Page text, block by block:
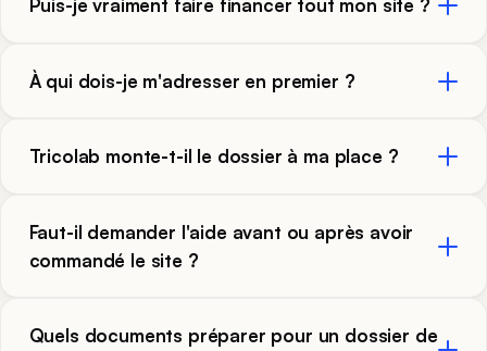
Puis-je vraiment faire financer tout mon site ?
À qui dois-je m'adresser en premier ?
Tricolab monte-t-il le dossier à ma place ?
Faut-il demander l'aide avant ou après avoir
commandé le site ?
Quels documents préparer pour un dossier de